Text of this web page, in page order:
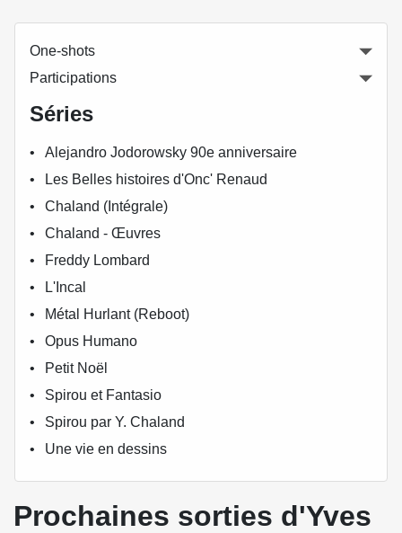
One-shots
Participations
Séries
Alejandro Jodorowsky 90e anniversaire
Les Belles histoires d'Onc' Renaud
Chaland (Intégrale)
Chaland - Œuvres
Freddy Lombard
L'Incal
Métal Hurlant (Reboot)
Opus Humano
Petit Noël
Spirou et Fantasio
Spirou par Y. Chaland
Une vie en dessins
Prochaines sorties d'Yves